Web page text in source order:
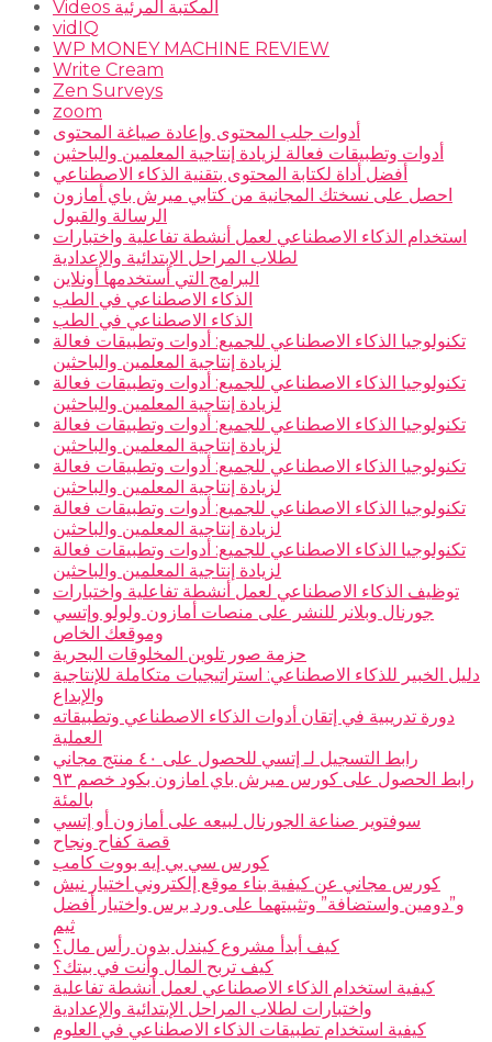
Videos المكتبة المرئية
vidIQ
WP MONEY MACHINE REVIEW
Write Cream
Zen Surveys
zoom
أدوات جلب المحتوى وإعادة صياغة المحتوى
أدوات وتطبيقات فعالة لزيادة إنتاجية المعلمين والباحثين
أفضل أداة لكتابة المحتوى بتقنية الذكاء الاصطناعي
احصل على نسختك المجانية من كتابي ميرش باي أمازون
الرسالة والقبول
استخدام الذكاء الاصطناعي لعمل أنشطة تفاعلية واختبارات
لطلاب المراحل الإبتدائية والإعدادية
البرامج التي أستخدمها أونلاين
الذكاء الاصطناعي في الطب
الذكاء الاصطناعي في الطب
تكنولوجيا الذكاء الاصطناعي للجميع: أدوات وتطبيقات فعالة
لزيادة إنتاجية المعلمين والباحثين
تكنولوجيا الذكاء الاصطناعي للجميع: أدوات وتطبيقات فعالة
لزيادة إنتاجية المعلمين والباحثين
تكنولوجيا الذكاء الاصطناعي للجميع: أدوات وتطبيقات فعالة
لزيادة إنتاجية المعلمين والباحثين
تكنولوجيا الذكاء الاصطناعي للجميع: أدوات وتطبيقات فعالة
لزيادة إنتاجية المعلمين والباحثين
تكنولوجيا الذكاء الاصطناعي للجميع: أدوات وتطبيقات فعالة
لزيادة إنتاجية المعلمين والباحثين
تكنولوجيا الذكاء الاصطناعي للجميع: أدوات وتطبيقات فعالة
لزيادة إنتاجية المعلمين والباحثين
توظيف الذكاء الاصطناعي لعمل أنشطة تفاعلية واختبارات
جورنال وبلانر للنشر على منصات أمازون ولولو وإتسي
وموقعك الخاص
حزمة صور تلوين المخلوقات البحرية
دليل الخبير للذكاء الاصطناعي: استراتيجيات متكاملة للإنتاجية
والإبداع
دورة تدريبية في إتقان أدوات الذكاء الاصطناعي وتطبيقاته
العملية
رابط التسجيل لـ إتسي للحصول على ٤٠ منتج مجاني
رابط الحصول على كورس ميرش باي امازون بكود خصم ٩٣
بالمئة
سوفتوير صناعة الجورنال لبيعه على أمازون أو إتسي
قصة كفاح ونجاح
كورس سي بي إيه بووت كامب
كورس مجاني عن كيفية بناء موقع إلكتروني اختيار نيش
و”دومين واستضافة” وتثبيتهما على ورد برس واختيار أفضل
ثيم
كيف أبدأ مشروع كيندل بدون رأس مال؟
كيف تربح المال وأنت في بيتك؟
كيفية استخدام الذكاء الاصطناعي لعمل أنشطة تفاعلية
واختبارات لطلاب المراحل الإبتدائية والإعدادية
كيفية استخدام تطبيقات الذكاء الاصطناعي في العلوم